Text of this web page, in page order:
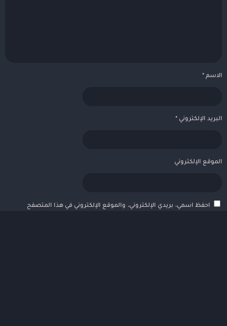
الاسم *
البريد الإلكتروني *
الموقع الإلكتروني
احفظ اسمي، بريدي الإلكتروني، والموقع الإلكتروني في هذا المتصفح